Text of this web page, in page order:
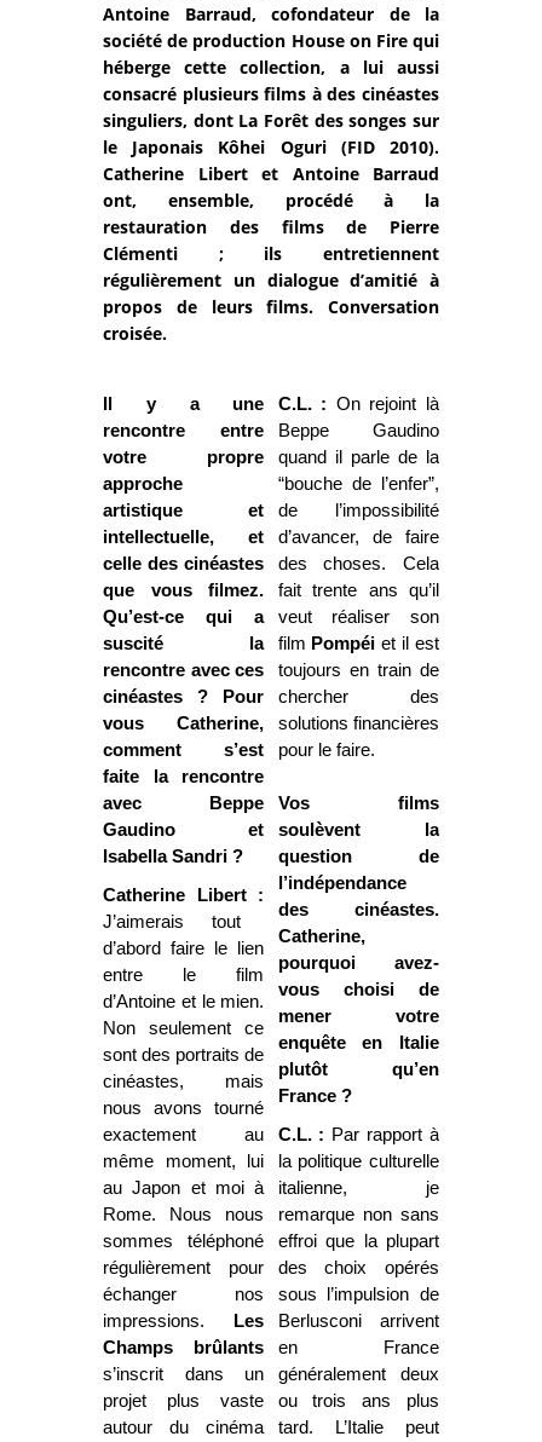
Antoine Barraud, cofondateur de la
société de production House on Fire qui
héberge cette collection, a lui aussi
consacré plusieurs films à des cinéastes
singuliers, dont La Forêt des songes sur
le Japonais Kôhei Oguri (FID 2010).
Catherine Libert et Antoine Barraud
ont, ensemble, procédé à la
restauration des films de Pierre
Clémenti ; ils entretiennent
régulièrement un dialogue d’amitié à
propos de leurs films. Conversation
croisée.
Il y a une
rencontre entre
votre propre
approche
artistique et
intellectuelle, et
celle des cinéastes
que vous filmez.
Qu’est-ce qui a
suscité la
rencontre avec ces
cinéastes ? Pour
vous Catherine,
comment s’est
faite la rencontre
avec Beppe
Gaudino et
Isabella Sandri ?
Catherine Libert :
J’aimerais tout
d’abord faire le lien
entre le film
d’Antoine et le mien.
Non seulement ce
sont des portraits de
cinéastes, mais
nous avons tourné
exactement au
même moment, lui
au Japon et moi à
Rome. Nous nous
sommes téléphoné
régulièrement pour
échanger nos
impressions. Les
Champs brûlants
s’inscrit dans un
projet plus vaste
autour du cinéma
C.L. : On rejoint là
Beppe Gaudino
quand il parle de la
“bouche de l’enfer”,
de l’impossibilité
d’avancer, de faire
des choses. Cela
fait trente ans qu’il
veut réaliser son
film Pompéi et il est
toujours en train de
chercher des
solutions financières
pour le faire.
Vos films
soulèvent la
question de
l’indépendance
des cinéastes.
Catherine,
pourquoi avez-
vous choisi de
mener votre
enquête en Italie
plutôt qu’en
France ?
C.L. : Par rapport à
la politique culturelle
italienne, je
remarque non sans
effroi que la plupart
des choix opérés
sous l’impulsion de
Berlusconi arrivent
en France
généralement deux
ou trois ans plus
tard. L’Italie peut